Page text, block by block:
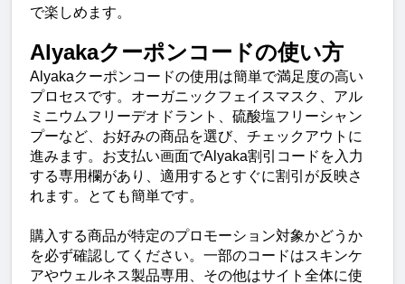
で楽しめます。
Alyakaクーポンコードの使い方
Alyakaクーポンコードの使用は簡単で満足度の高い
プロセスです。オーガニックフェイスマスク、アル
ミニウムフリーデオドラント、硫酸塩フリーシャン
プーなど、お好みの商品を選び、チェックアウトに
進みます。お支払い画面でAlyaka割引コードを入力
する専用欄があり、適用するとすぐに割引が反映さ
れます。とても簡単です。
購入する商品が特定のプロモーション対象かどうか
を必ず確認してください。一部のコードはスキンケ
アやウェルネス製品専用、その他はサイト全体に使